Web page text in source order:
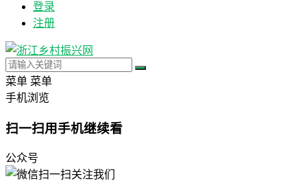
登录
注册
菜单 菜单
手机浏览
扫一扫用手机继续看
公众号